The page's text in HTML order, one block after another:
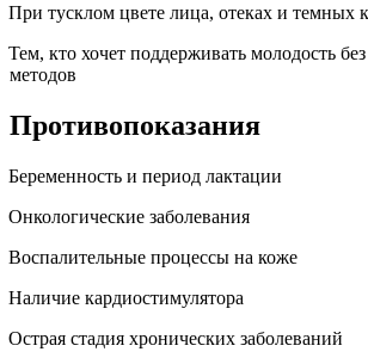
При тусклом цвете лица, отеках и темных
Тем, кто хочет поддерживать молодость
методов
Противопоказания
Беременность и период лактации
Онкологические заболевания
Воспалительные процессы на коже
Наличие кардиостимулятора
Острая стадия хронических заболеваний